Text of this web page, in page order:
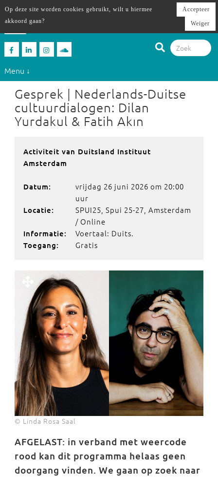
Menu ↓
Gesprek | Nederlands-Duitse
cultuurdialogen: Dilan
Yurdakul & Fatih Akın
Activiteit van Duitsland Instituut
Amsterdam
Datum:
vrijdag 26 juni 2026 om 20:00
uur
Locatie:
SPUI25, Spui 25-27, Amsterdam
/ Online
Informatie: Voertaal: Duits.
Toegang: Gratis
© Linda Rosa Saal
AFGELAST: in verband met weercode
rood kan dit programma helaas geen
doorgang vinden. We gaan op zoek naar
Op deze site worden cookies gebruikt, wilt u hiermee
akkoord gaan?
Accepteer
Weiger